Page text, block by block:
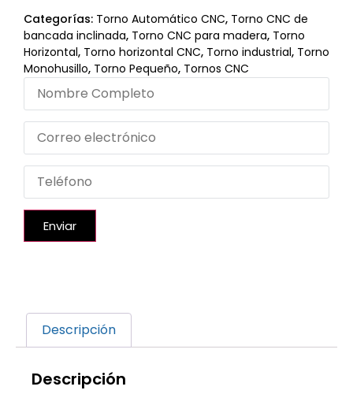
Categorías: Torno Automático CNC, Torno CNC de
bancada inclinada, Torno CNC para madera, Torno
Horizontal, Torno horizontal CNC, Torno industrial, Torno
Monohusillo, Torno Pequeño, Tornos CNC
Enviar
Descripción
Descripción